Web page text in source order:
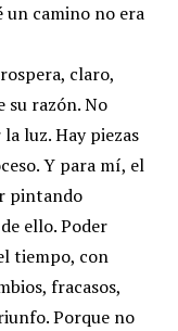
un camino no era
claro,
su razón. No
luz. Hay piezas
Y para mí, el
pintando
ello. Poder
tiempo, con
fracasos,
Porque no